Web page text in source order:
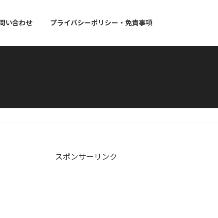
い合わせ プライバシーポリシー・免責事項
スポンサーリンク